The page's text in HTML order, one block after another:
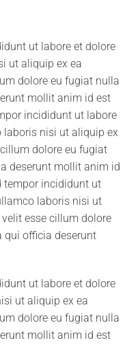
ut labore et dolore
ut aliquip ex ea
dolore eu fugiat nulla
mollit anim id est
incididunt ut labore
laboris nisi ut aliquip ex
dolore eu fugiat
deserunt mollit anim id
tempor incididunt ut
laboris nisi ut
esse cillum dolore
qui officia deserunt
ut labore et dolore
ut aliquip ex ea
dolore eu fugiat nulla
mollit anim id est